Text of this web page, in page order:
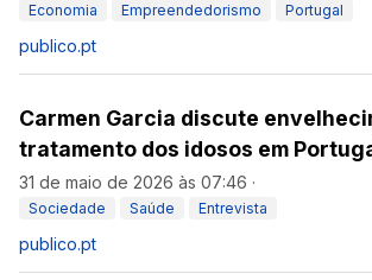
Economia Empreendedorismo Portugal
publico.pt
Carmen Garcia discute
tratamento dos idosos em
31 de maio de 2026 às 07:46 ·
Sociedade Saúde Entrevista
publico.pt